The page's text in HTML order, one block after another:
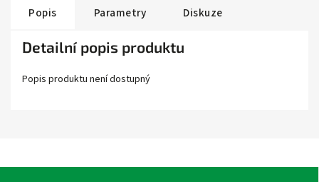
Popis Parametry Diskuze
Detailní popis produktu
Popis produktu není dostupný